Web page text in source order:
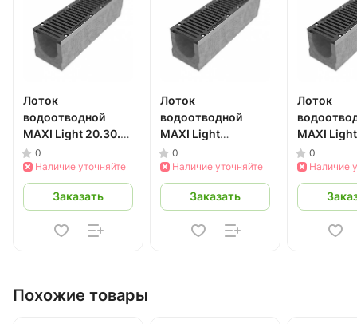
Лоток
водоотводной
MAXI Light 20.30.41
бетонный DN200
0
Наличие уточняйте
Заказать
Лоток
водоотводной
MAXI Light
20.30.39 бетонный
DN200
0
Наличие уточняйте
Заказать
Лоток
MAXI Light
20.30.36
DN200
0
Наличие
Похожие товары